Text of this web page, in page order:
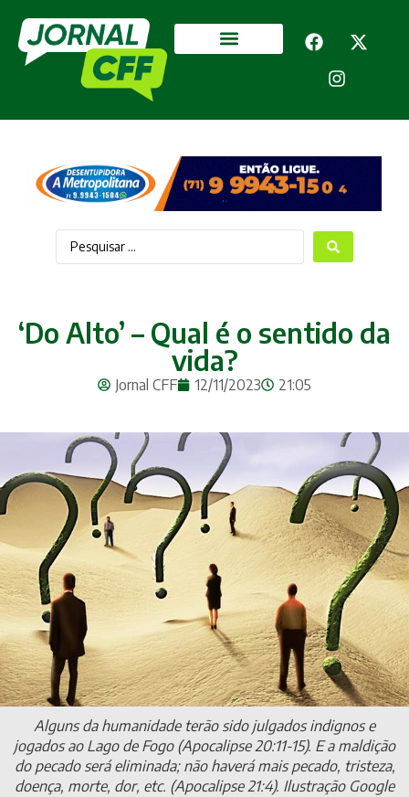
‘Do Alto’ – Qual é o sentido da
vida?
Jornal CFF 12/11/2023 21:05
Alguns da humanidade terão sido julgados indignos e
jogados ao Lago de Fogo (Apocalipse 20:11-15). E a maldição
do pecado será eliminada; não haverá mais pecado, tristeza,
doença, morte, dor, etc. (Apocalipse 21:4). Ilustração Google